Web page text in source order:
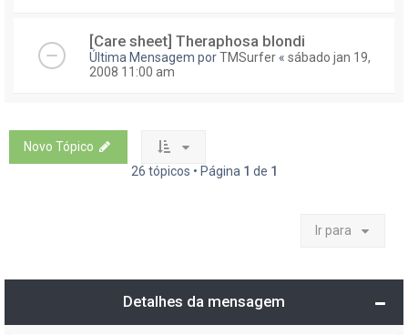
[Care sheet] Theraphosa blondi
Última Mensagem porTMSurfer « sábado jan 19,
2008 11:00 am
Novo Tópico
26 tópicos • Página 1 de 1
Ir para
Detalhes da mensagem